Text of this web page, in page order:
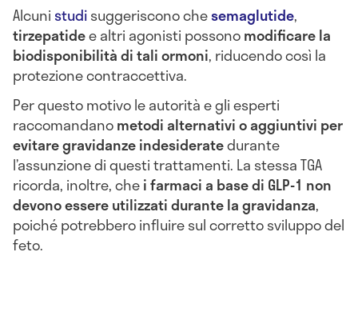
Alcuni studisuggeriscono chesemaglutide,
tirzepatidee altri agonisti possonomodificare la
biodisponibilità di tali ormoni, riducendo così la
protezione contraccettiva.
Per questo motivo le autorità e gli esperti
raccomandanometodi alternativi o aggiuntivi per
evitare gravidanze indesideratedurante
l’assunzione di questi trattamenti. La stessa TGA
ricorda, inoltre, chei farmaci a base di GLP-1 non
devono essere utilizzati durante la gravidanza,
poiché potrebbero influire sul corretto sviluppo del
feto.